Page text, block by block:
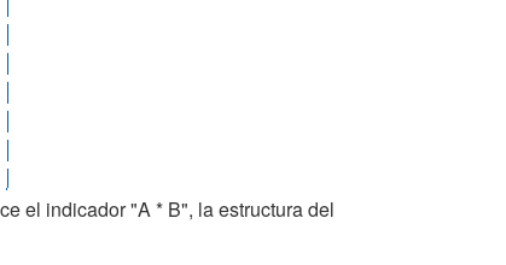
el indicador "A * B", la estructura del